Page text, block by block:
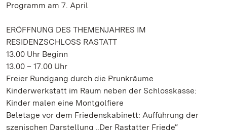
Programm am 7. April
ERÖFFNUNG DES THEMENJAHRES IM
RESIDENZSCHLOSS RASTATT
13.00 Uhr Beginn
13.00 – 17.00 Uhr
Freier Rundgang durch die Prunkräume
Kinderwerkstatt im Raum neben der Schlosskasse:
Kinder malen eine Montgolfiere
Beletage vor dem Friedenskabinett: Aufführung der
szenischen Darstellung „Der Rastatter Friede“